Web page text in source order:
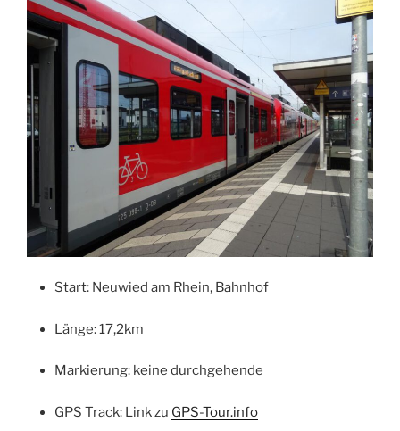
Start: Neuwied am Rhein, Bahnhof
Länge: 17,2km
Markierung: keine durchgehende
GPS Track: Link zu GPS-Tour.info